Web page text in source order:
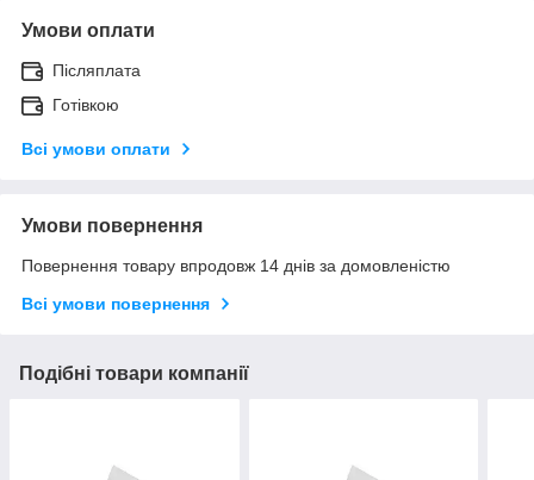
Умови оплати
Післяплата
Готівкою
Всі умови оплати
Умови повернення
Повернення товару впродовж 14 днів за домовленістю
Всі умови повернення
Подібні товари компанії